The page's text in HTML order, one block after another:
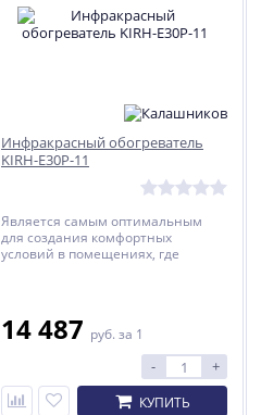
Инфракрасный обогреватель
KIRH-E30P-11
Является самым оптимальным
для создания комфортных
условий в помещениях, где
14 487 руб. за 1
- +
КУПИТЬ